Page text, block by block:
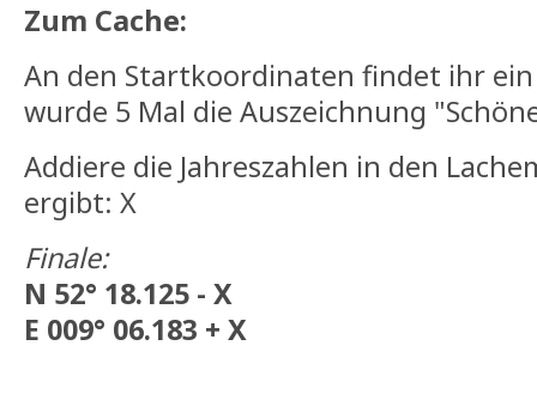
Zum Cache:
An den Startkoordinaten findet ihr
wurde 5 Mal die Auszeichnung
Addiere die Jahreszahlen in den
ergibt: X
Finale:
N 52° 18.125 - X
E 009° 06.183 + X